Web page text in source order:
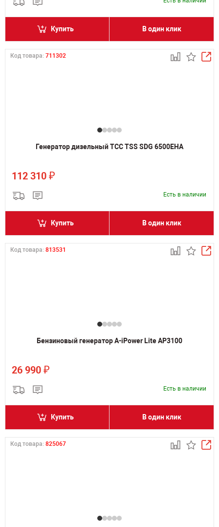
Купить В один клик
Код товара: 711302
Генератор дизельный ТСС TSS SDG 6500EHA
112 310 ₽
Есть в наличии
Купить В один клик
Код товара: 813531
Бензиновый генератор A-iPower Lite AP3100
26 990 ₽
Есть в наличии
Купить В один клик
Код товара: 825067